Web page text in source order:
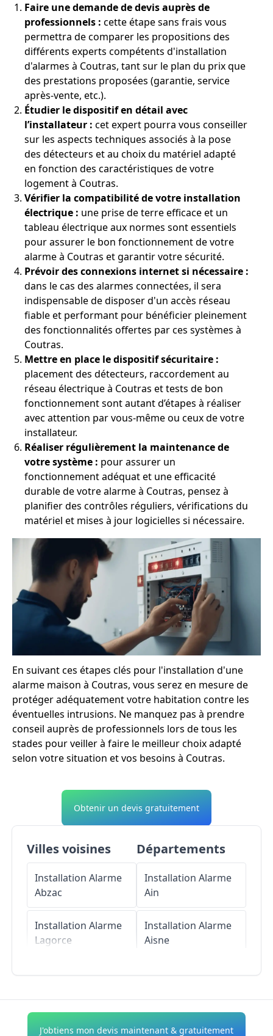
Faire une demande de devis auprès de
professionnels : cette étape sans frais vous
permettra de comparer les propositions des
différents experts compétents d'installation
d'alarmes à Coutras, tant sur le plan du prix que
des prestations proposées (garantie, service
après-vente, etc.).
Étudier le dispositif en détail avec
l’installateur : cet expert pourra vous conseiller
sur les aspects techniques associés à la pose
des détecteurs et au choix du matériel adapté
en fonction des caractéristiques de votre
logement à Coutras.
Vérifier la compatibilité de votre installation
électrique : une prise de terre efficace et un
tableau électrique aux normes sont essentiels
pour assurer le bon fonctionnement de votre
alarme à Coutras et garantir votre sécurité.
Prévoir des connexions internet si nécessaire :
dans le cas des alarmes connectées, il sera
indispensable de disposer d'un accès réseau
fiable et performant pour bénéficier pleinement
des fonctionnalités offertes par ces systèmes à
Coutras.
Mettre en place le dispositif sécuritaire :
placement des détecteurs, raccordement au
réseau électrique à Coutras et tests de bon
fonctionnement sont autant d’étapes à réaliser
avec attention par vous-même ou ceux de votre
installateur.
Réaliser régulièrement la maintenance de
votre système : pour assurer un
fonctionnement adéquat et une efficacité
durable de votre alarme à Coutras, pensez à
planifier des contrôles réguliers, vérifications du
matériel et mises à jour logicielles si nécessaire.
En suivant ces étapes clés pour l'installation d'une
alarme maison à Coutras, vous serez en mesure de
protéger adéquatement votre habitation contre les
éventuelles intrusions. Ne manquez pas à prendre
conseil auprès de professionnels lors de tous les
stades pour veiller à faire le meilleur choix adapté
selon votre situation et vos besoins à Coutras.
Obtenir un devis gratuitement
Villes voisines
Installation Alarme
Abzac
Installation Alarme
Lagorce
Installation Alarme
Départements
Installation Alarme
Ain
Installation Alarme
Aisne
Installation Alarme
J'obtiens mon devis maintenant & gratuitement